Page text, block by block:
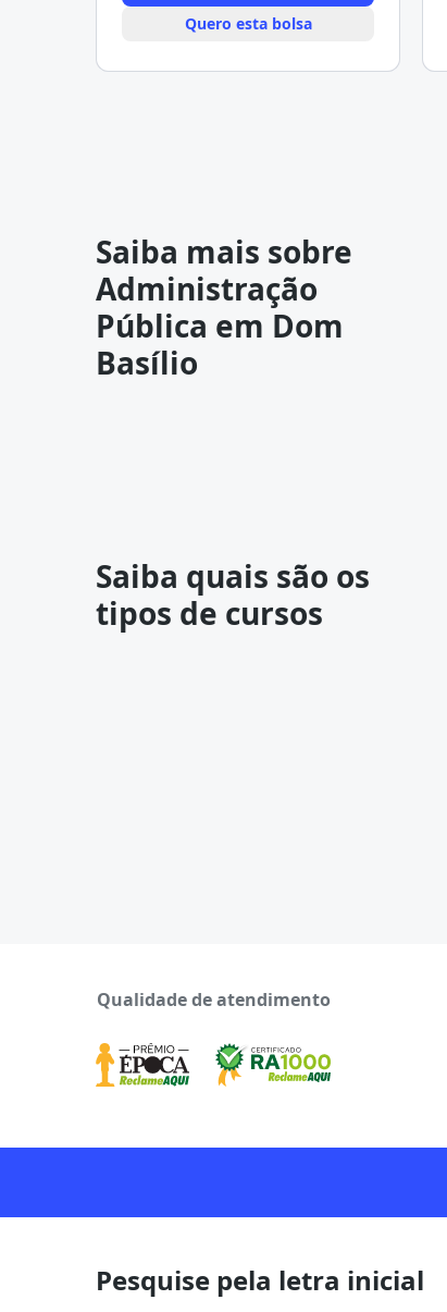
Quero esta bolsa
Saiba mais sobre
Administração
Pública em Dom
Basílio
Saiba quais são os
tipos de cursos
Qualidade de atendimento
Pesquise pela letra inicial